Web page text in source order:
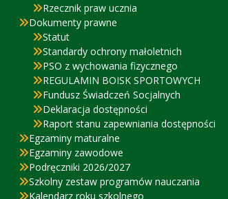
Rzecznik praw ucznia
Dokumenty prawne
Statut
Standardy ochrony małoletnich
PSO z wychowania fizycznego
REGULAMIN BOISK SPORTOWYCH
Fundusz Świadczeń Socjalnych
Deklaracja dostępności
Raport stanu zapewniania dostępności
Egzaminy maturalne
Egzaminy zawodowe
Podręczniki 2026/2027
Szkolny zestaw programów nauczania
Kalendarz roku szkolnego